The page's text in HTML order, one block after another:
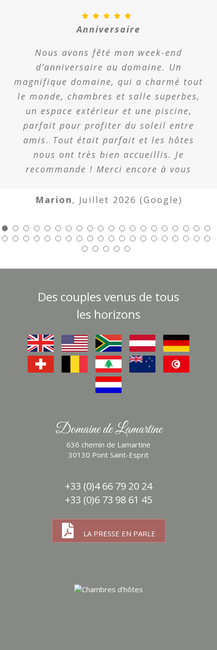
Anniversaire
Nous avons fêté mon week-end
d’anniversaire au domaine. Un
magnifique domaine, qui a charmé tout
le monde, chambres et salle superbes,
un espace extérieur et une piscine,
parfait pour profiter du soleil entre
amis. Tout était parfait et les hôtes
nous ont très bien accueillis. Je
recommande ! Merci encore à vous
Marion, Juillet 2026 (Google)
Des couples venus de tous
les horizons
Domaine de Lamartine
636 chemin de Lamartine
30130 Pont Saint-Esprit
+33 (0)4 66 79 20 24
+33 (0)6 73 98 61 45
LA PRESSE EN PARLE